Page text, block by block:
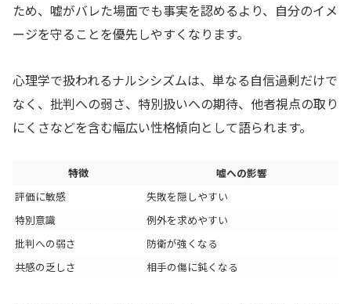
ため、嘘がバレた場面でも事実を認めるより、自分のイメ
ージを守ることを優先しやすくなります。
心理学で扱われるナルシシズムは、単なる自信過剰だけで
なく、批判への弱さ、特別扱いへの期待、他者視点の取り
にくさなどを含む幅広い性格傾向として語られます。
特徴
嘘への影響
評価に敏感
失敗を隠しやすい
特別意識
例外を求めやすい
批判への弱さ
防衛が強くなる
共感の乏しさ
相手の傷に鈍くなる